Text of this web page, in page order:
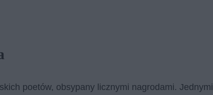
poetów, obsypany licznymi nagrodami. Jednymi